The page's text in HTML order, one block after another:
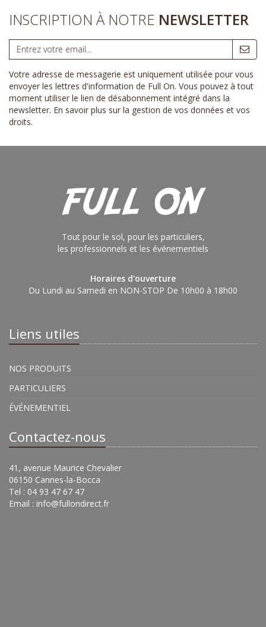
INSCRIPTION À NOTRE NEWSLETTER
Votre adresse de messagerie est uniquement utilisée pour vous
envoyer les lettres d'information de Full On. Vous pouvez à tout
moment utiliser le lien de désabonnement intégré dans la
newsletter. En savoir plus sur la gestion de vos données et vos
droits.
Tout pour le sol, pour les particuliers,
les professionnels et les événementiels
Horaires d'ouverture
Du Lundi au Samedi en NON-STOP De 10h00 à 18h00
Liens utiles
NOS PRODUITS
PARTICULIERS
ÉVÉNEMENTIEL
Contactez-nous
41, avenue Maurice Chevalier
06150 Cannes-la-Bocca
Tel : 04 93 47 67 47
Email : info@fullondirect.fr